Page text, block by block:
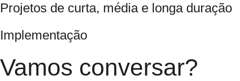
Projetos de curta, média e longa duração
Implementação
Vamos conversar?